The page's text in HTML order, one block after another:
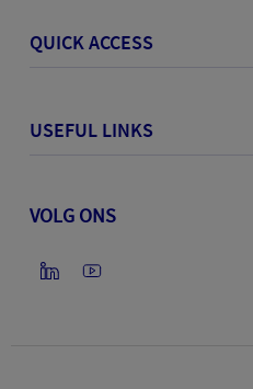
QUICK ACCESS
USEFUL LINKS
VOLG ONS